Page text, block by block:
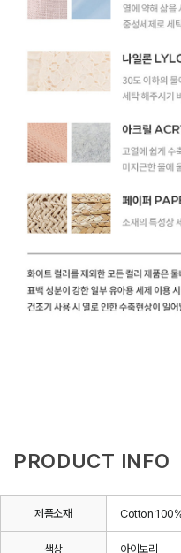
PRODUCT INFO
제품소재 Cotton
색상 아이보리